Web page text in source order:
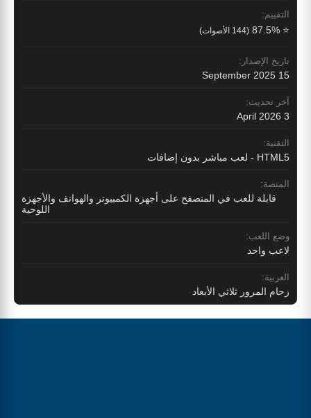
التقييم:
⭐ 87.5% (144 الأصوات)
تاريخ الإصدار:
15 September 2025
آخر تحديث:
3 April 2026
التقنية:
HTML5 - لعب مباشر بدون إضافات
المنصة:
قابلة للعب في المتصفح على أجهزة الكمبيوتر والهواتف والأجهزة
اللوحية
وضع اللعب:
لاعب واحد
العربية:
زحام المرور ثلاثي الأبعاد